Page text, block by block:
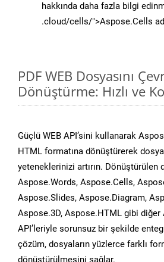
hakkında daha fazla bilgi
.cloud/cells/">Aspose.Cells
PDF WEB Dosyasını
Dönüştürme: Hızlı ve
Güçlü WEB API’sini kullanarak
HTML formatına dönüştürerek
yeteneklerinizi artırın. Dönüştürülen
Aspose.Words, Aspose.Cells,
Aspose.Slides, Aspose.Diagram,
Aspose.3D, Aspose.HTML gibi diğer
API’leriyle sorunsuz bir şekilde
çözüm, dosyaların yüzlerce farklı
dönüştürülmesini sağlar.